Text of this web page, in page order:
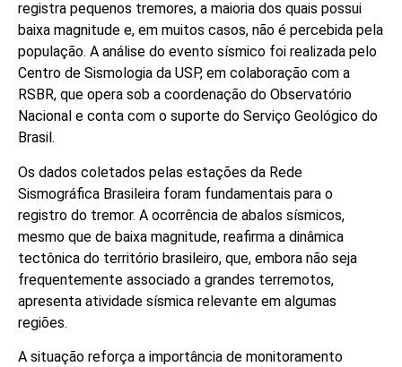
registra pequenos tremores, a maioria dos quais possui
baixa magnitude e, em muitos casos, não é percebida pela
população. A análise do evento sísmico foi realizada pelo
Centro de Sismologia da USP, em colaboração com a
RSBR, que opera sob a coordenação do Observatório
Nacional e conta com o suporte do Serviço Geológico do
Brasil.
Os dados coletados pelas estações da Rede
Sismográfica Brasileira foram fundamentais para o
registro do tremor. A ocorrência de abalos sísmicos,
mesmo que de baixa magnitude, reafirma a dinâmica
tectônica do território brasileiro, que, embora não seja
frequentemente associado a grandes terremotos,
apresenta atividade sísmica relevante em algumas
regiões.
A situação reforça a importância de monitoramento